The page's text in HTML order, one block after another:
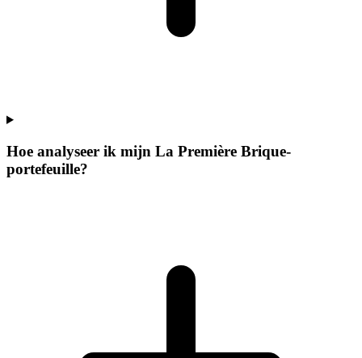
Hoe analyseer ik mijn La Première Brique-
portefeuille?